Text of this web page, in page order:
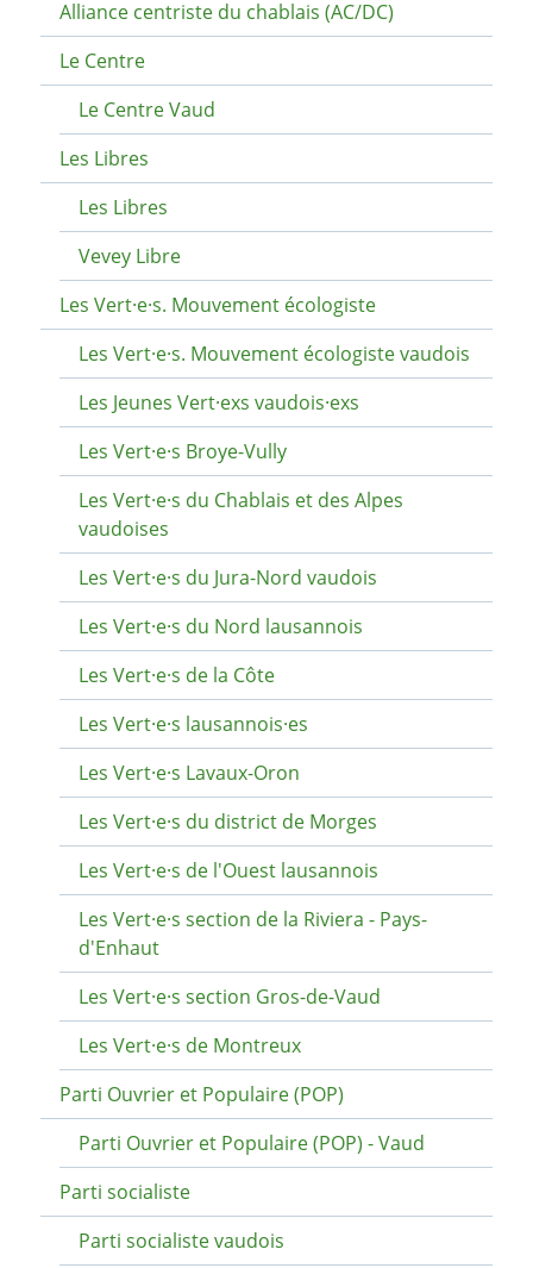
Alliance centriste du chablais (AC/DC)
Le Centre
Le Centre Vaud
Les Libres
Les Libres
Vevey Libre
Les Vert·e·s. Mouvement écologiste
Les Vert·e·s. Mouvement écologiste vaudois
Les Jeunes Vert·exs vaudois·exs
Les Vert·e·s Broye-Vully
Les Vert·e·s du Chablais et des Alpes
vaudoises
Les Vert·e·s du Jura-Nord vaudois
Les Vert·e·s du Nord lausannois
Les Vert·e·s de la Côte
Les Vert·e·s lausannois·es
Les Vert·e·s Lavaux-Oron
Les Vert·e·s du district de Morges
Les Vert·e·s de l'Ouest lausannois
Les Vert·e·s section de la Riviera - Pays-
d'Enhaut
Les Vert·e·s section Gros-de-Vaud
Les Vert·e·s de Montreux
Parti Ouvrier et Populaire (POP)
Parti Ouvrier et Populaire (POP) - Vaud
Parti socialiste
Parti socialiste vaudois